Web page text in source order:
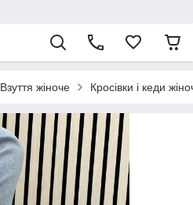
Взуття жіноче Кросівки і кеди